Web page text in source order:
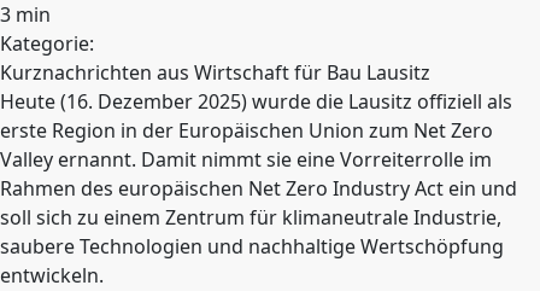
3 min
Kategorie:
Kurznachrichten aus Wirtschaft für Bau Lausitz
Heute (16. Dezember 2025) wurde die Lausitz offiziell als
erste Region in der Europäischen Union zum Net Zero
Valley ernannt. Damit nimmt sie eine Vorreiterrolle im
Rahmen des europäischen Net Zero Industry Act ein und
soll sich zu einem Zentrum für klimaneutrale Industrie,
saubere Technologien und nachhaltige Wertschöpfung
entwickeln.